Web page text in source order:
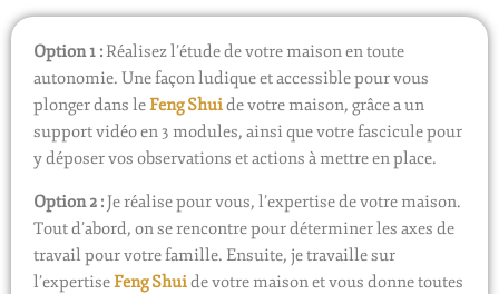
Option 1 : Réalisez l’étude de votre maison en toute
autonomie. Une façon ludique et accessible pour vous
plonger dans leFeng Shuide votre maison, grâce a un
support vidéo en 3 modules, ainsi que votre fascicule pour
y déposer vos observations et actions à mettre en place.
Option 2 :Je réalise pour vous, l’expertise de votre maison.
Tout d’abord, on se rencontre pour déterminer les axes de
travail pour votre famille. Ensuite, je travaille sur
l’expertiseFeng Shuide votre maison et vous donne toutes